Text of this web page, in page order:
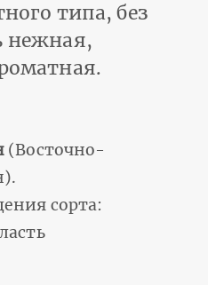
типа, без
нежная,
(Восточно-
сорта: